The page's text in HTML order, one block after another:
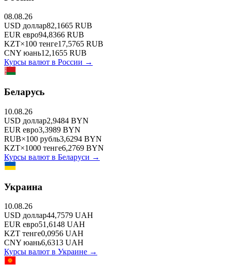
08.08.26
USD доллар82,1665 RUB
EUR евро94,8366 RUB
KZT×100 тенге17,5765 RUB
CNY юань12,1655 RUB
Курсы валют в России →
Беларусь
10.08.26
USD доллар2,9484 BYN
EUR евро3,3989 BYN
RUB×100 рубль3,6294 BYN
KZT×1000 тенге6,2769 BYN
Курсы валют в Беларуси →
Украина
10.08.26
USD доллар44,7579 UAH
EUR евро51,6148 UAH
KZT тенге0,0956 UAH
CNY юань6,6313 UAH
Курсы валют в Украине →